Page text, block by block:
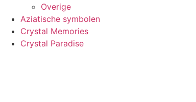
Overige
Aziatische symbolen
Crystal Memories
Crystal Paradise